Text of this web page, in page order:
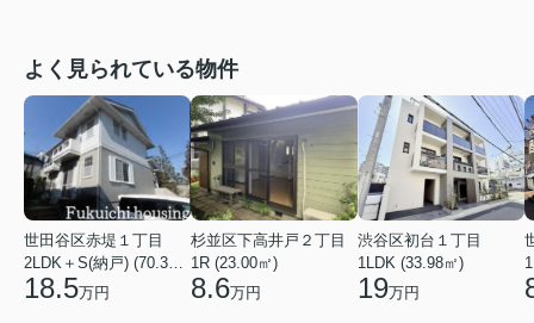
よく見られている物件
世田谷区赤堤１丁目
2LDK＋S(納戸) (70.38㎡)
18.5万円
杉並区下高井戸２丁目
1R (23.00㎡)
8.6万円
渋谷区初台１丁目
1LDK (33.98㎡)
19万円